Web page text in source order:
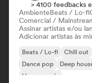
> 4100 feedbacks
AmbienteBeats / Lo-fi
Comercial /
Assinar artistas e/ou
Adicionar artistas às
Beats / Lo-fi Chill out
Dance pop
Deep
House music